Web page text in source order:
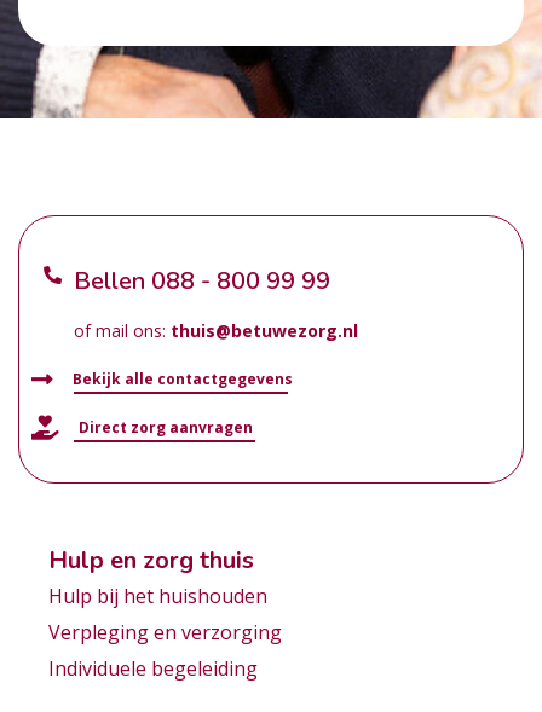
Bellen 088 - 800 99 99
of mail ons: thuis@betuwezorg.nl
Bekijk alle contactgegevens
Direct zorg aanvragen
Hulp en zorg thuis
Hulp bij het huishouden
Verpleging en verzorging
Individuele begeleiding